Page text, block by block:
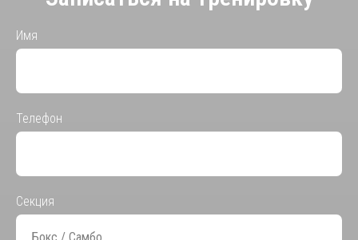
Имя
Телефон
Секция